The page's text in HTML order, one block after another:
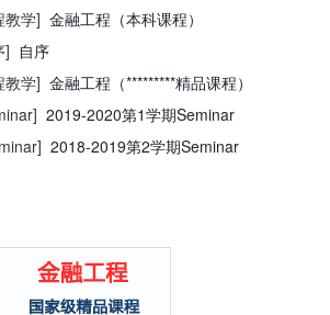
教学] 金融工程（本科课程）
] 自序
教学] 金融工程（*********精品课程）
2019-2020第1学期Seminar
2018-2019第2学期Seminar